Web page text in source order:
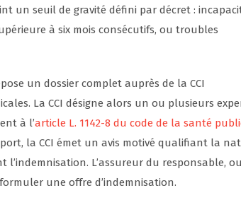
un seuil de gravité défini par décret :
à six mois consécutifs, ou troubles
un dossier complet auprès de la CCI
La CCI désigne alors un ou plusieurs
à l’article L. 1142-8 du code de la santé
la CCI émet un avis motivé qualifiant la
L’assureur du responsable,
une offre d’indemnisation.